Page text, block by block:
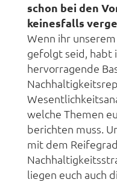
schon bei den
keinesfalls
Wenn ihr
gefolgt seid, habt
hervorragende
welche Themen
berichten muss.
mit dem
liegen euch auch